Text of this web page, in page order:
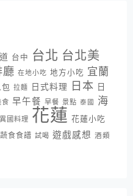
台中 台北 台北美
廳 在地小吃 地方小吃 宜蘭
拉麵 日式料理 日本 日
食 早午餐 早餐 景點 泰國
海
異國料理 花蓮 花蓮小吃
蔬食食譜 試喝 遊戲感想 酒類